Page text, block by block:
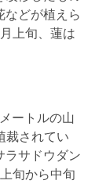
どが植えら
上旬、蓮は
ートルの山
裁されてい
ラサドウダン
旬から中旬